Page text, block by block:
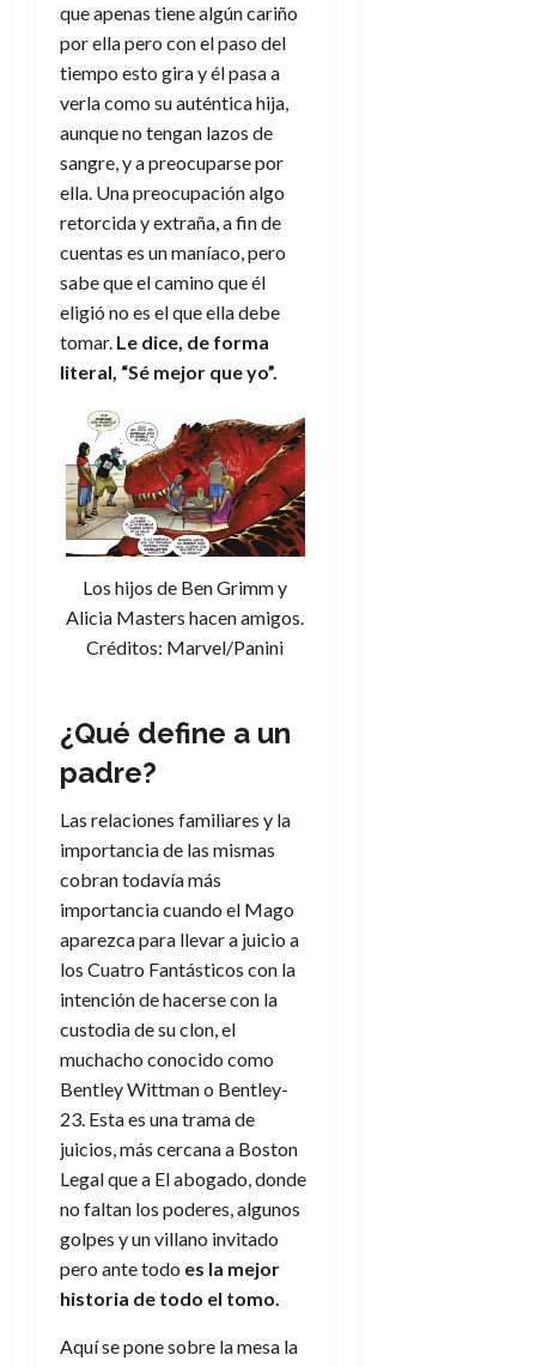
que apenas tiene algún cariño
por ella pero con el paso del
tiempo esto gira y él pasa a
verla como su auténtica hija,
aunque no tengan lazos de
sangre, y a preocuparse por
ella. Una preocupación algo
retorcida y extraña, a fin de
cuentas es un maníaco, pero
sabe que el camino que él
eligió no es el que ella debe
tomar. Le dice, de forma
literal, “Sé mejor que yo”.
Los hijos de Ben Grimm y
Alicia Masters hacen amigos.
Créditos: Marvel/Panini
¿Qué define a un
padre?
Las relaciones familiares y la
importancia de las mismas
cobran todavía más
importancia cuando el Mago
aparezca para llevar a juicio a
los Cuatro Fantásticos con la
intención de hacerse con la
custodia de su clon, el
muchacho conocido como
Bentley Wittman o Bentley-
23. Esta es una trama de
juicios, más cercana a Boston
Legal que a El abogado, donde
no faltan los poderes, algunos
golpes y un villano invitado
pero ante todo es la mejor
historia de todo el tomo.
Aquí se pone sobre la mesa la